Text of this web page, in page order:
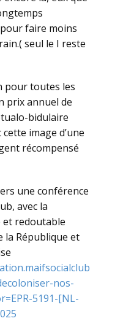
faire moins
seul le I reste
pour toutes les
prix annuel de
bidulaire
image d’une
récompensé
une conférence
avec la
et redoutable
la République et
nos-
5191-[NL-